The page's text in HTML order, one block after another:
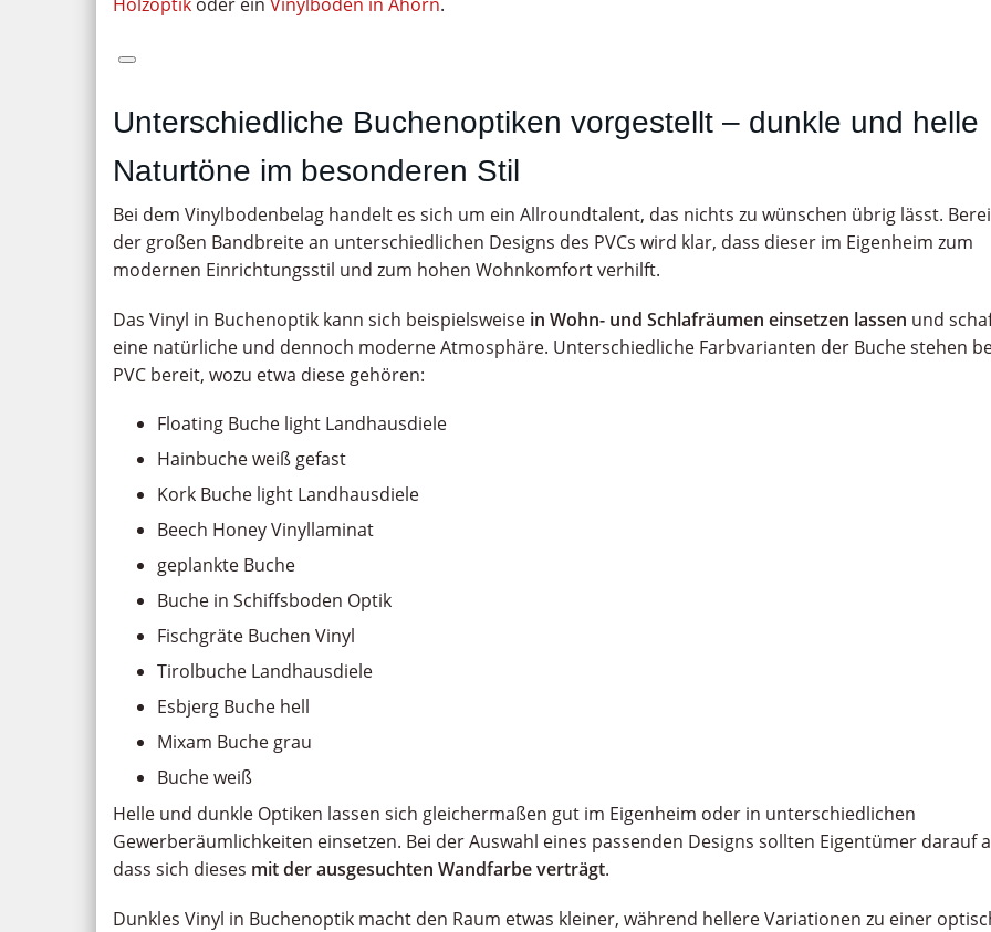
Unterschiedliche Buchenoptiken vorgestellt – dunkle und helle
Naturtöne im besonderen Stil
Bei dem Vinylbodenbelag handelt es sich um ein Allroundtalent, das nichts zu wünschen übrig lässt.
der großen Bandbreite an unterschiedlichen Designs des PVCs wird klar, dass dieser im Eigenheim zum
modernen Einrichtungsstil und zum hohen Wohnkomfort verhilft.
Das Vinyl in Buchenoptik kann sich beispielsweise in Wohn- und Schlafräumen einsetzen lassen und
eine natürliche und dennoch moderne Atmosphäre. Unterschiedliche Farbvarianten der Buche stehen
PVC bereit, wozu etwa diese gehören:
Floating Buche light Landhausdiele
Hainbuche weiß gefast
Kork Buche light Landhausdiele
Beech Honey Vinyllaminat
geplankte Buche
Buche in Schiffsboden Optik
Fischgräte Buchen Vinyl
Tirolbuche Landhausdiele
Esbjerg Buche hell
Mixam Buche grau
Buche weiß
Helle und dunkle Optiken lassen sich gleichermaßen gut im Eigenheim oder in unterschiedlichen
Gewerberäumlichkeiten einsetzen. Bei der Auswahl eines passenden Designs sollten Eigentümer darauf
dass sich dieses mit der ausgesuchten Wandfarbe verträgt.
Dunkles Vinyl in Buchenoptik macht den Raum etwas kleiner, während hellere Variationen zu einer